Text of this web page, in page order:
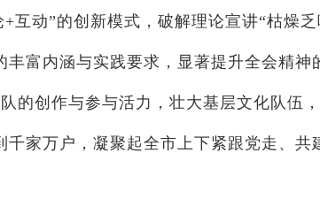
互动”的创新模式，破解理论宣讲“枯燥
富内涵与实践要求，显著提升全会精神
的创作与参与活力，壮大基层文化队伍
家万户，凝聚起全市上下紧跟党走、共